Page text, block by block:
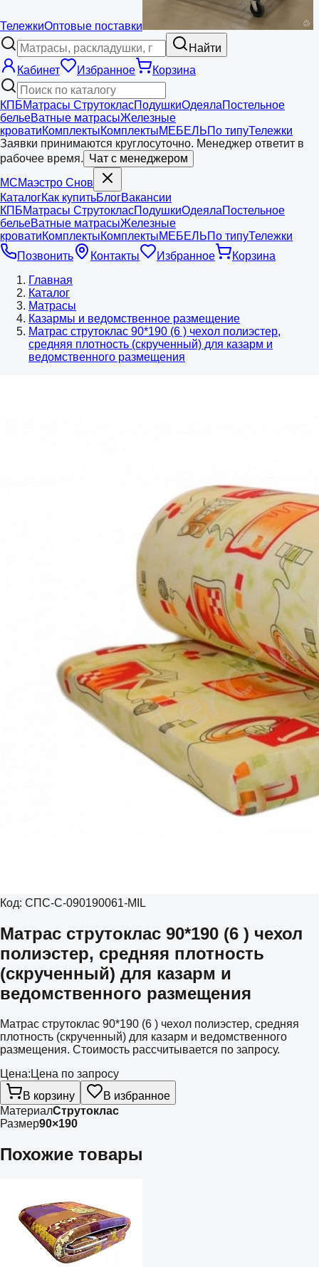
ТележкиОптовые поставки
Найти
Кабинет
Избранное Корзина
КПБМатрасы СтрутокласПодушкиОдеялаПостельное
бельеВатные матрасыЖелезные
кроватиКомплектыКомплектыМЕБЕЛЬПо типуТележки
Заявки принимаются круглосуточно. Менеджер ответит в
рабочее время. Чат с менеджером
МСМаэстро Снов
КаталогКак купитьБлогВакансии
КПБМатрасы СтрутокласПодушкиОдеялаПостельное
бельеВатные матрасыЖелезные
кроватиКомплектыКомплектыМЕБЕЛЬПо типуТележки
Позвонить
Контакты Избранное
Корзина
Главная
Каталог
Матрасы
Казармы и ведомственное размещение
Матрас струтоклас 90*190 (6 ) чехол полиэстер,
средняя плотность (скрученный) для казарм и
ведомственного размещения
Код: СПС-С-090190061-MIL
Матрас струтоклас 90*190 (6 ) чехол
полиэстер, средняя плотность
(скрученный) для казарм и
ведомственного размещения
Матрас струтоклас 90*190 (6 ) чехол полиэстер, средняя
плотность (скрученный) для казарм и ведомственного
размещения. Стоимость рассчитывается по запросу.
Цена: Цена по запросу
В корзину
В избранное
МатериалСтрутоклас
Размер90×190
Похожие товары